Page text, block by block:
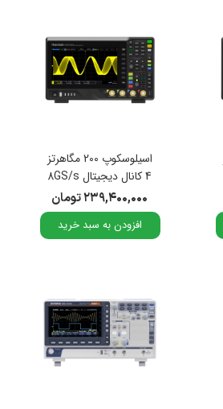
اسیلوسکوپ 200 مگاهرتز
4 کانال دیجیتال 8GS/s
برند هانتک مدل DPO-
8024C
۲۳۹,۴۰۰,۰۰۰ تومان
افزودن به سبد خرید